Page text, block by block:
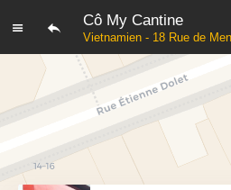
Cô My Cantine
Vietnamien - 18 Rue de